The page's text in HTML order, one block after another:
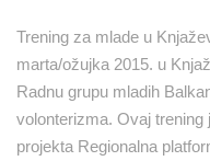
Trening za mlade u
marta/ožujka 2015. u
Radnu grupu mladih
volonterizma. Ovaj trening
projekta Regionalna